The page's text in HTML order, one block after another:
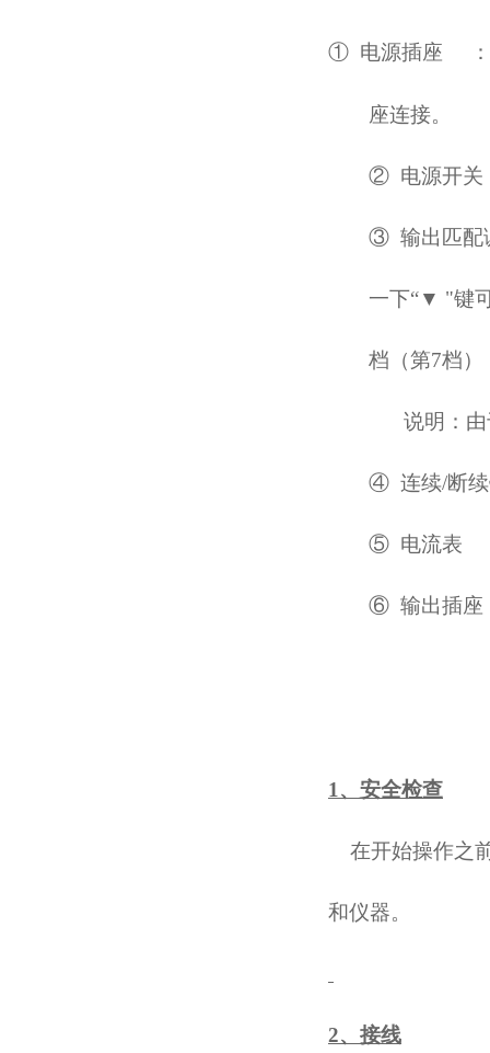
① 电源插座
座连接。
② 电源开关
③ 输出匹配
一下“▼ "键
档（第7档
说明：
④ 连续/断
⑤ 电流表
⑥ 输出插座
1、安全检查
在开始操作之
和仪器。
2、接线